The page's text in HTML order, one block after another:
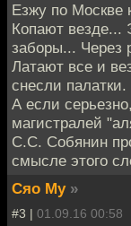
Езжу по Москве
Копают везде...
заборы... Через
Латают все и
снесли палатки.
А если
магистралей
С.С. Собянин
смысле этого
Сяо Му »
#3 | 01.09.16 00:58